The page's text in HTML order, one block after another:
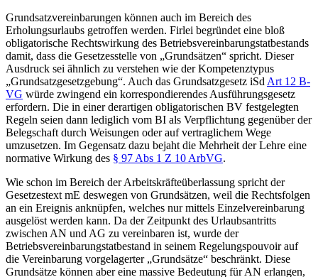
Grundsatzvereinbarungen können auch im Bereich des
Erholungsurlaubs getroffen werden. Firlei begründet eine bloß
obligatorische Rechtswirkung des Betriebsvereinbarungstatbestands
damit, dass die Gesetzesstelle von „Grundsätzen“ spricht. Dieser
Ausdruck sei ähnlich zu verstehen wie der Kompetenztypus
„Grundsatzgesetzgebung“. Auch das Grundsatzgesetz iSd Art 12 B-
VG würde zwingend ein korrespondierendes Ausführungsgesetz
erfordern. Die in einer derartigen obligatorischen BV festgelegten
Regeln seien dann lediglich vom BI als Verpflichtung gegenüber der
Belegschaft durch Weisungen oder auf vertraglichem Wege
umzusetzen. Im Gegensatz dazu bejaht die Mehrheit der Lehre eine
normative Wirkung des § 97 Abs 1 Z 10 ArbVG.
Wie schon im Bereich der Arbeitskräfteüberlassung spricht der
Gesetzestext mE deswegen von Grundsätzen, weil die Rechtsfolgen
an ein Ereignis anknüpfen, welches nur mittels Einzelvereinbarung
ausgelöst werden kann. Da der Zeitpunkt des Urlaubsantritts
zwischen AN und AG zu vereinbaren ist, wurde der
Betriebsvereinbarungstatbestand in seinem Regelungspouvoir auf
die Vereinbarung vorgelagerter „Grundsätze“ beschränkt. Diese
Grundsätze können aber eine massive Bedeutung für AN erlangen,